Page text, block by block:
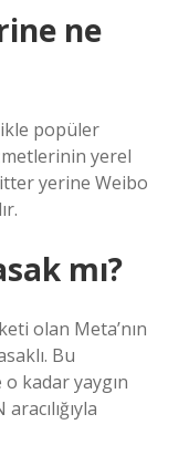
ne
popüler
yerel
yerine Weibo
mı?
olan Meta’nın
Bu
o kadar yaygın